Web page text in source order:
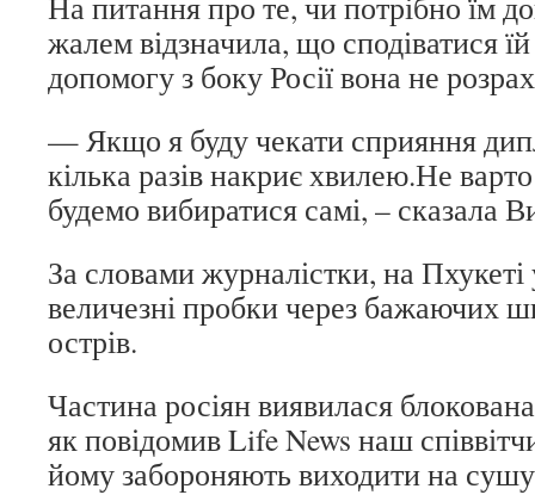
жалем відзначила, що сподіватися
допомогу з боку Росії вона не
— Якщо я буду чекати сприяння
кілька разів накриє хвилею.Не
будемо вибиратися самі, – сказала
За словами журналістки, на
величезні пробки через бажаючих
острів.
Частина росіян виявилася
як повідомив Life News наш
йому забороняють виходити на